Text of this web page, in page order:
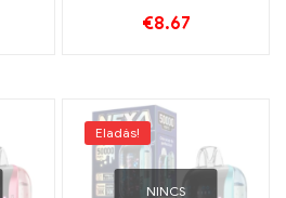
€8.67
Eladás!
NINCS